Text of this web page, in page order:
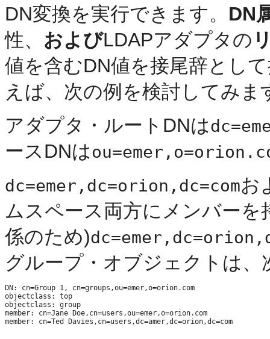
DN変換を実行できます。 DN
性、 およびLDAPアダプタの
値を含むDN値を接尾辞とし
えば、次の例を検討してみま
アダプタ・ルートDNは
ースDNは
dc=emer,dc=orion,dc=comお
ムスペース両方にメンバー
係のため)
グループ・オブジェクトは
DN: cn=Group 1, cn=groups,ou=emer,o=orion.com
objectclass: top
objectclass: group
member: cn=Jane Doe,cn=users,ou=emer,o=orion.com